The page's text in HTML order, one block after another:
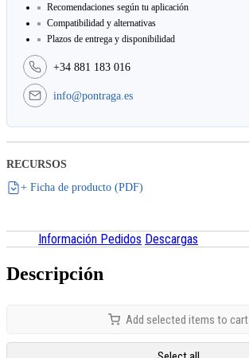
Recomendaciones según tu aplicación
Compatibilidad y alternativas
Plazos de entrega y disponibilidad
+34 881 183 016
info@pontraga.es
RECURSOS
+ Ficha de producto (PDF)
Información Pedidos Descargas
Descripción
Add selected items to cart